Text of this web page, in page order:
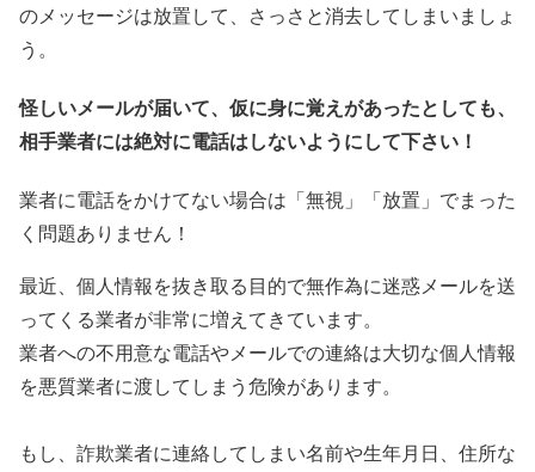
のメッセージは放置して、さっさと消去してしまいましょ
う。
怪しいメールが届いて、仮に身に覚えがあったとしても、
相手業者には絶対に電話はしないようにして下さい！
業者に電話をかけてない場合は「無視」「放置」でまった
く問題ありません！
最近、個人情報を抜き取る目的で無作為に迷惑メールを送
ってくる業者が非常に増えてきています。
業者への不用意な電話やメールでの連絡は大切な個人情報
を悪質業者に渡してしまう危険があります。
もし、詐欺業者に連絡してしまい名前や生年月日、住所な